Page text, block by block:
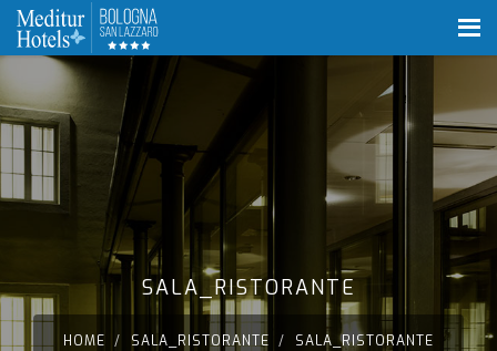
SALA_RISTORANTE
HOME SALA_RISTORANTE SALA_RISTORANTE